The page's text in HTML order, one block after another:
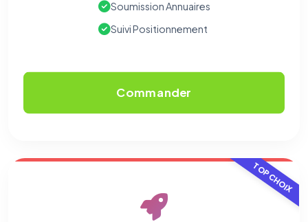
Soumission Annuaires
Suivi Positionnement
Commander
TOP CHOIX